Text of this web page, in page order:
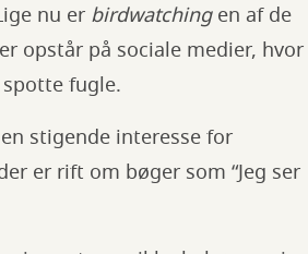
nu er birdwatchingen af de
opstår på sociale medier, hvor
fugle.
stigende interesse for
er rift om bøger som “Jeg ser